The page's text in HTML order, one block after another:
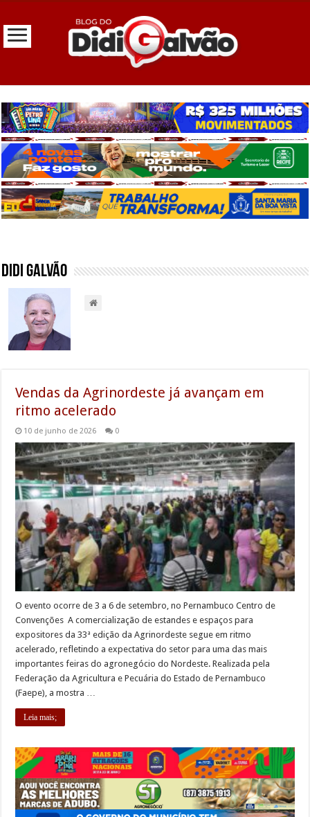
Didi Galvão
Vendas da Agrinordeste já avançam em
ritmo acelerado
10 de junho de 2026 0
O evento ocorre de 3 a 6 de setembro, no Pernambuco Centro de
Convenções A comercialização de estandes e espaços para
expositores da 33ª edição da Agrinordeste segue em ritmo
acelerado, refletindo a expectativa do setor para uma das mais
importantes feiras do agronegócio do Nordeste. Realizada pela
Federação da Agricultura e Pecuária do Estado de Pernambuco
(Faepe), a mostra …
Leia mais;